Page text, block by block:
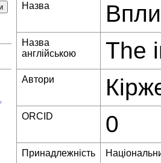
Назва
Назва
англійською
The
Автори
ORCID 0
Принадлежність